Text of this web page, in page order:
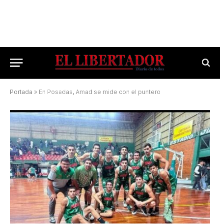
Portada » En Posadas, Amad se mide con el puntero